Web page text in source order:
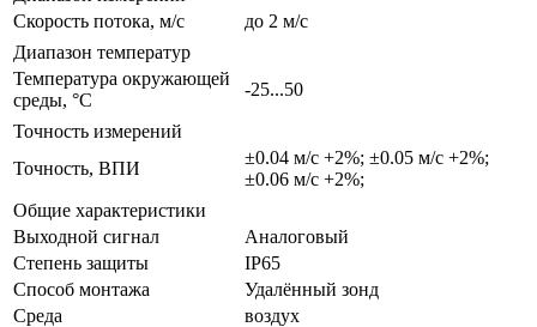
Cкорость потока, м/c
до 2 м/с
Диапазон температур
Температура окружающей
среды, °С
-25...50
Точность измерений
Точность, ВПИ
±0.04 м/с +2%; ±0.05 м/с +2%;
±0.06 м/с +2%;
Общие характеристики
Выходной сигнал
Аналоговый
Степень защиты
IP65
Способ монтажа
Удалённый зонд
Среда
воздух